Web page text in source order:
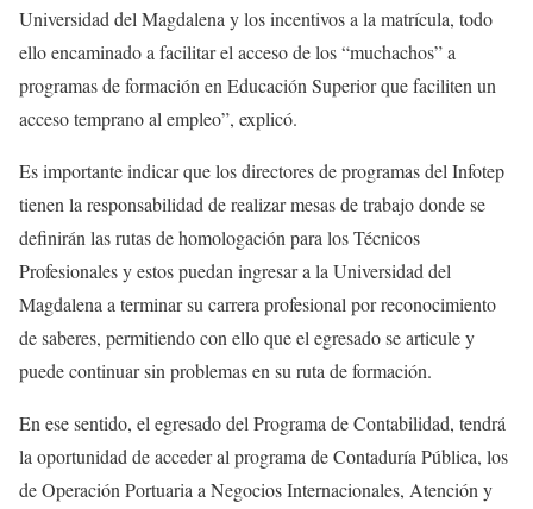
Universidad del Magdalena y los incentivos a la matrícula, todo
ello encaminado a facilitar el acceso de los “muchachos” a
programas de formación en Educación Superior que faciliten un
acceso temprano al empleo”, explicó.
Es importante indicar que los directores de programas del Infotep
tienen la responsabilidad de realizar mesas de trabajo donde se
definirán las rutas de homologación para los Técnicos
Profesionales y estos puedan ingresar a la Universidad del
Magdalena a terminar su carrera profesional por reconocimiento
de saberes, permitiendo con ello que el egresado se articule y
puede continuar sin problemas en su ruta de formación.
En ese sentido, el egresado del Programa de Contabilidad, tendrá
la oportunidad de acceder al programa de Contaduría Pública, los
de Operación Portuaria a Negocios Internacionales, Atención y